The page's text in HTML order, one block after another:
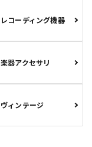
レコーディング機器
楽器アクセサリ
ヴィンテージ